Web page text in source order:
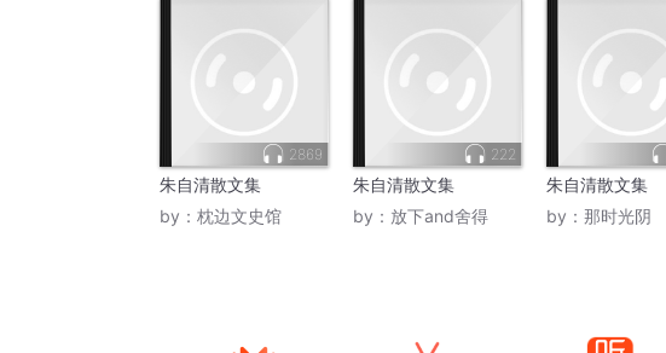
2869
朱自清散文集
by： 枕边文史馆
222
朱自清散文集
by： 放下and舍得
朱自清散文集
by： 那时光阴